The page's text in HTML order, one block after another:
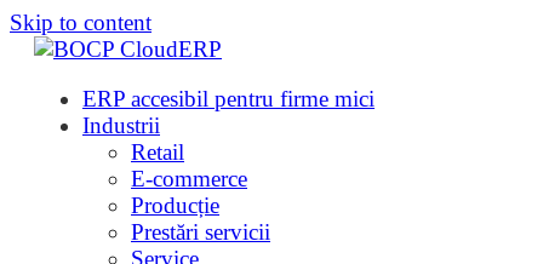
Skip to content
ERP accesibil pentru firme mici
Industrii
Retail
E-commerce
Producție
Prestări servicii
Service